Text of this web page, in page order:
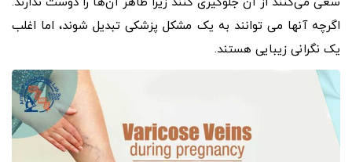
اگرچه آنها می توانند به یک مشکل پزشکی تبدیل شوند، اما اغلب
یک نگرانی زیبایی هستند.